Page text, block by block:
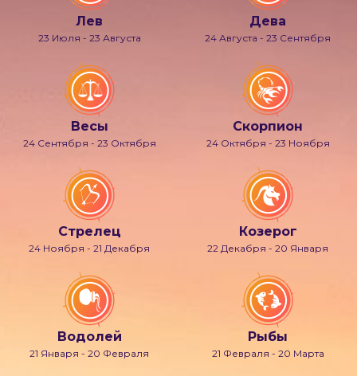
Лев
23 Июля - 23 Августа
Дева
24 Августа - 23 Сентября
Весы
24 Сентября - 23 Октября
Скорпион
24 Октября - 23 Ноября
Стрелец
24 Ноября - 21 Декабря
Козерог
22 Декабря - 20 Января
Водолей
21 Января - 20 Февраля
Рыбы
21 Февраля - 20 Марта